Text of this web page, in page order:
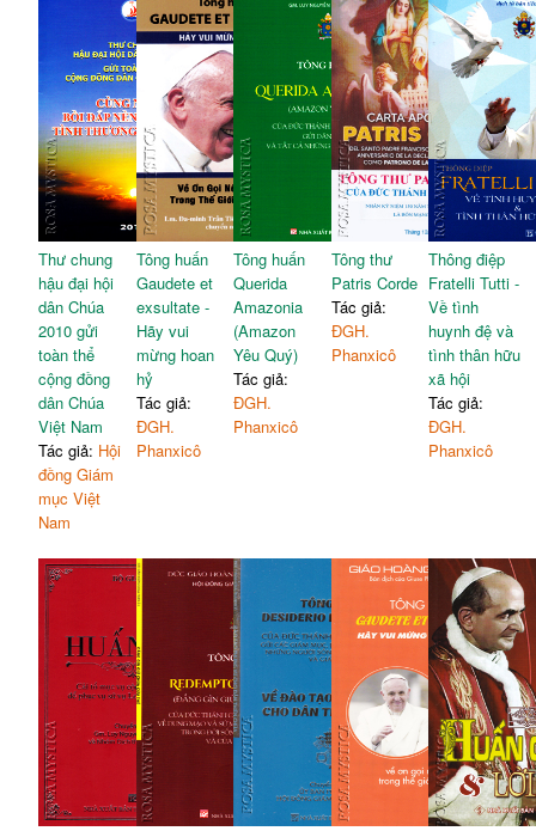
Thư chung
hậu đại hội
dân Chúa
2010 gửi
toàn thể
cộng đồng
dân Chúa
Việt Nam
Tác giả: Hội
đồng Giám
mục Việt
Nam
Tông huấn
Gaudete et
exsultate -
Hãy vui
mừng hoan
hỷ
Tác giả:
ĐGH.
Phanxicô
Tông huấn
Querida
Amazonia
(Amazon
Yêu Quý)
Tác giả:
ĐGH.
Phanxicô
Tông thư
Patris Corde
Tác giả:
ĐGH.
Phanxicô
Thông điệp
Fratelli Tutti -
Về tình
huynh đệ và
tình thân hữu
xã hội
Tác giả:
ĐGH.
Phanxicô